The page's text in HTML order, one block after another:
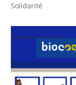
Solidarité